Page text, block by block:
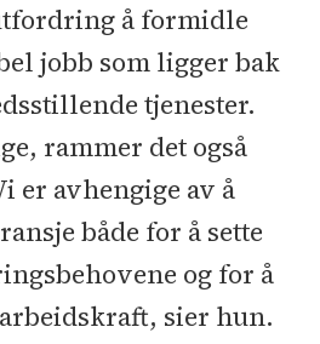
å formidle
jobb som ligger bak
tjenester.
rammer det også
er avhengige av å
både for å sette
og for å
sier hun.